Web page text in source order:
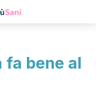
fa bene al